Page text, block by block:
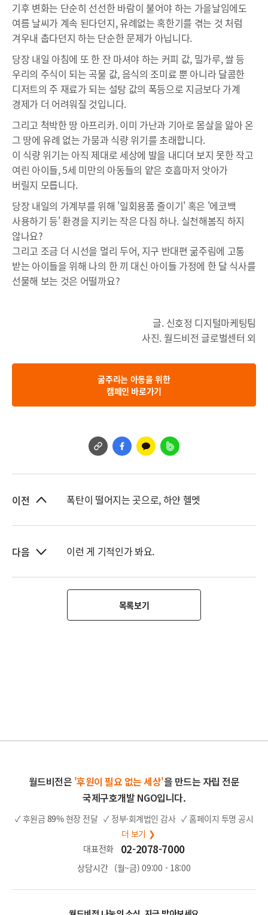
기후 변화는 단순히 선선한 바람이 불어야 하는 가을날임에도
여름 날씨가 계속 된다던지, 유례없는 혹한기를 겪는 것 처럼
겨우내 춥다던지 하는 단순한 문제가 아닙니다.
당장 내일 아침에 또 한 잔 마셔야 하는 커피 값, 밀가루, 쌀 등
우리의 주식이 되는 곡물 값, 음식의 조미료 뿐 아니라 달콤한
디저트의 주 재료가 되는 설탕 값의 폭등으로 지금보다 가계
경제가 더 어려워질 것입니다.
그리고 척박한 땅 아프리카. 이미 가난과 기아로 몸살을 앓아 온
그 땅에 유례 없는 가뭄과 식량 위기를 초래합니다.
이 식량 위기는 아직 제대로 세상에 발을 내디뎌 보지 못한 작고
여린 아이들, 5세 미만의 아동들의 얕은 호흡마저 앗아가
버릴지 모릅니다.
당장 내일의 가계부를 위해 '일회용품 줄이기' 혹은 '에코백
사용하기 등' 환경을 지키는 작은 다짐 하나. 실천해봄직 하지
않나요?
그리고 조금 더 시선을 멀리 두어, 지구 반대편 굶주림에 고통
받는 아이들을 위해 나의 한 끼 대신 아이들 가정에 한 달 식사를
선물해 보는 것은 어떨까요?
글. 신호정 디지털마케팅팀
사진. 월드비전 글로벌센터 외
굶주리는 아동을 위한
캠페인 바로가기
이전 폭탄이 떨어지는 곳으로, 하얀 헬멧
다음 이런 게 기적인가 봐요.
목록보기
월드비전은 '후원이 필요 없는 세상'을 만드는 자립 전문
국제구호개발 NGO입니다.
✓ 후원금 89%현장 전달 ✓ 정부·회계법인 감사 ✓ 홈페이지 투명 공시
더 보기 ❯
대표전화
02-2078-7000
상담시간 (월~금) 09:00 - 18:00